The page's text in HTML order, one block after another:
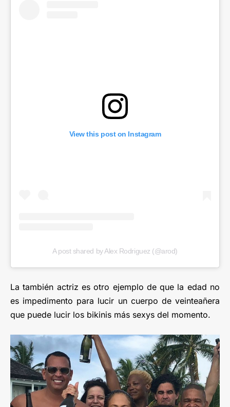
View this post on Instagram
A post shared by Alex Rodriguez (@arod)
La también actriz es otro ejemplo de que la edad no
es impedimento para lucir un cuerpo de veinteañera
que puede lucir los bikinis más sexys del momento.